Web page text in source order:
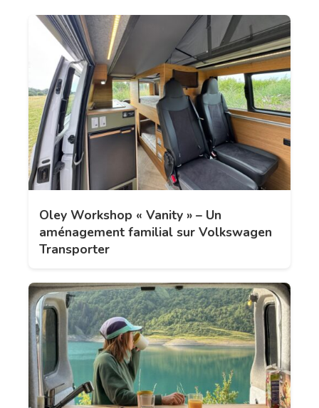
Oley Workshop « Vanity » – Un
aménagement familial sur Volkswagen
Transporter